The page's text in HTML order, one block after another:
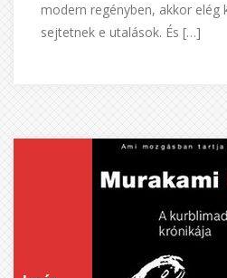
modern regényben, akkor elég
sejtetnek e utalások. És […]